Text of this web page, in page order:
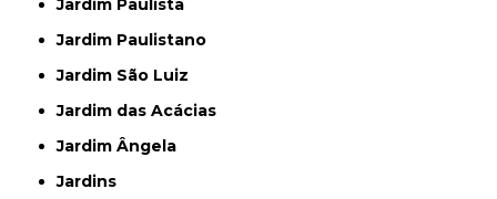
Jardim Paulista
Jardim Paulistano
Jardim São Luiz
Jardim das Acácias
Jardim Ângela
Jardins